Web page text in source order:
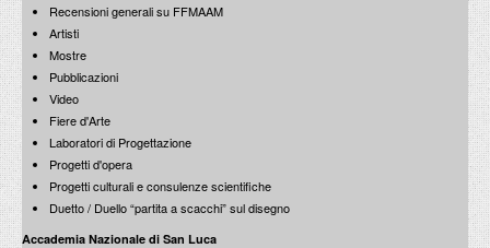
Recensioni generali su FFMAAM
Artisti
Mostre
Pubblicazioni
Video
Fiere d'Arte
Laboratori di Progettazione
Progetti d'opera
Progetti culturali e consulenze scientifiche
Duetto / Duello “partita a scacchi” sul disegno
Accademia Nazionale di San Luca